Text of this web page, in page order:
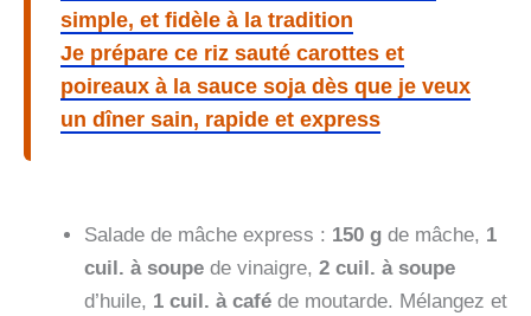
simple, et fidèle à la tradition
Je prépare ce riz sauté carottes et
poireaux à la sauce soja dès que je veux
un dîner sain, rapide et express
Salade de mâche express : 150 g de mâche, 1
cuil. à soupe de vinaigre, 2 cuil. à soupe
d’huile, 1 cuil. à café de moutarde. Mélangez et